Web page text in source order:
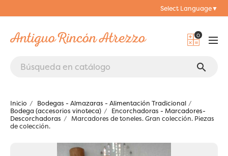
Select Language▼
0
search
Inicio
Bodegas - Almazaras - Alimentación Tradicional
Bodega (accesorios vinoteca)
Encorchadoras - Marcadores-
Descorchadoras
Marcadores de toneles. Gran colección. Piezas
de colección.